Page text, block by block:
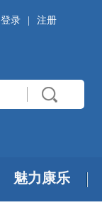
登录 注册
魅力康乐